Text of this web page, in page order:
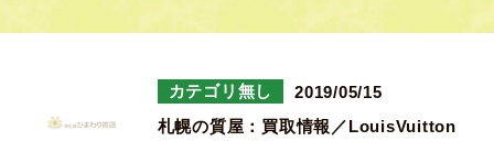
新着情報 プライバシーポリシー
お問い合わせ
カテゴリ無し
2019/05/15
札幌の質屋：買取情報／LouisVuitton